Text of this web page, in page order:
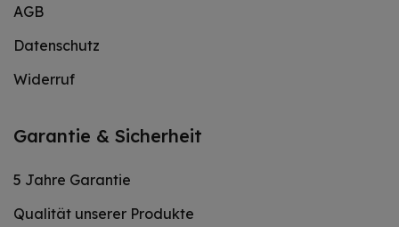
AGB
Datenschutz
Widerruf
Garantie & Sicherheit
5 Jahre Garantie
Qualität unserer Produkte